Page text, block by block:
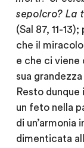
sepolcro? La
(Sal 87, 11-
che il
e che ci
sua
Resto
un feto nella
di un’armonia
dimenticata